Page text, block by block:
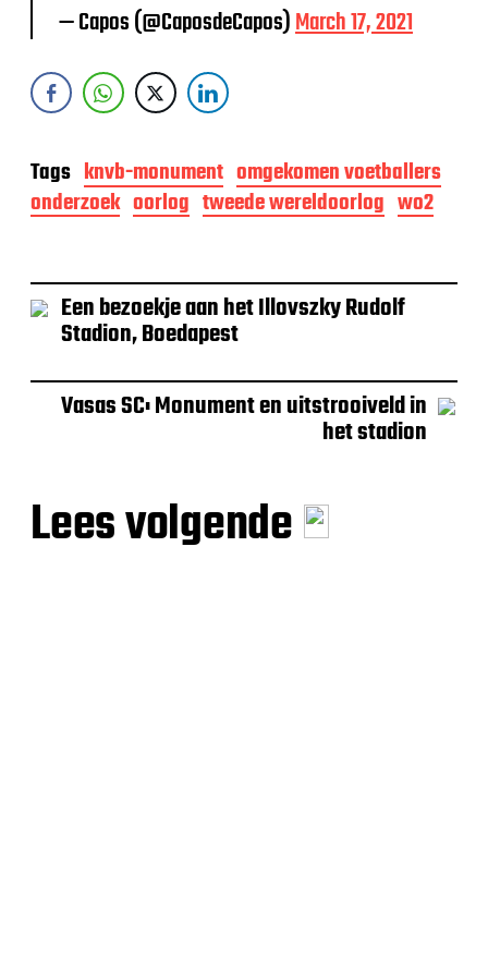
— Capos (@CaposdeCapos)March 17, 2021
Tags knvb-monument omgekomen voetballers
onderzoek oorlog tweede wereldoorlog wo2
Een bezoekje aan het Illovszky Rudolf
Stadion, Boedapest
Vasas SC: Monument en uitstrooiveld in
het stadion
Lees volgende